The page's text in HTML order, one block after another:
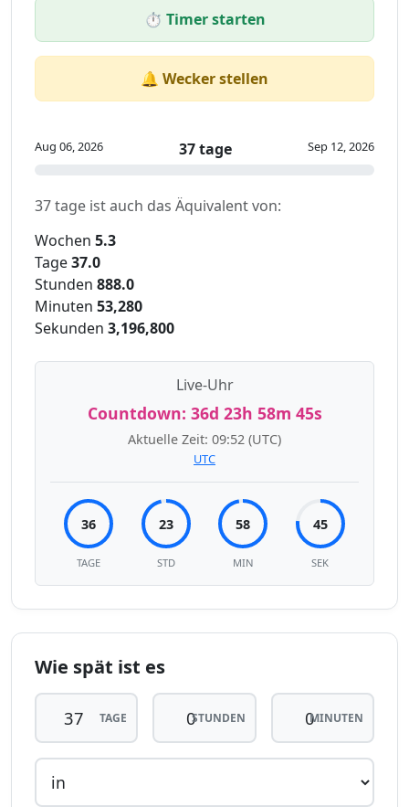
⏱️ Timer starten
🔔 Wecker stellen
Aug 06, 2026 37 tage Sep 12, 2026
37 tage ist auch das Äquivalent von:
Wochen 5.3
Tage37.0
Stunden 888.0
Minuten 53,280
Sekunden 3,196,800
Live-Uhr
Countdown: 36d 23h 58m 45s
Aktuelle Zeit: 09:52 (UTC)
UTC
36
TAGE
23
STD
58
MIN
45
SEK
Wie spät ist es
TAGE STUNDEN MINUTEN